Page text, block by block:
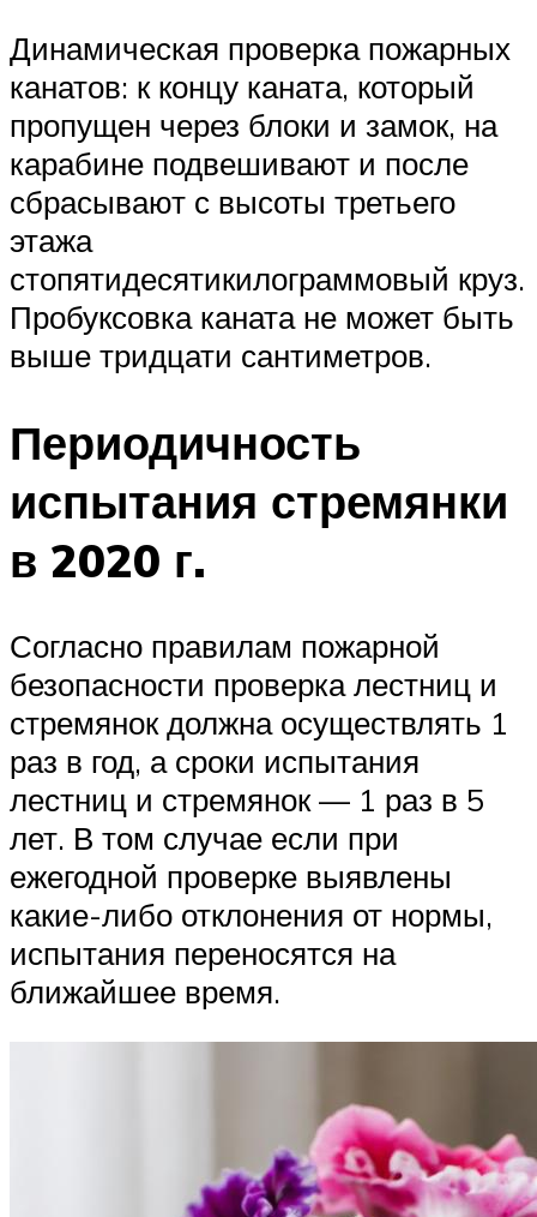
Динамическая проверка пожарных
канатов: к концу каната, который
пропущен через блоки и замок, на
карабине подвешивают и после
сбрасывают с высоты третьего
этажа
стопятидесятикилограммовый круз.
Пробуксовка каната не может быть
выше тридцати сантиметров.
Периодичность
испытания стремянки
в 2020 г.
Согласно правилам пожарной
безопасности проверка лестниц и
стремянок должна осуществлять 1
раз в год, а сроки испытания
лестниц и стремянок — 1 раз в 5
лет. В том случае если при
ежегодной проверке выявлены
какие-либо отклонения от нормы,
испытания переносятся на
ближайшее время.